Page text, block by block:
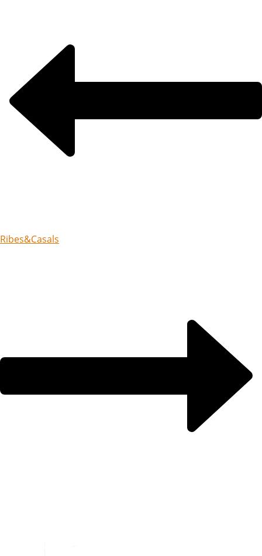
Ribes&Casals